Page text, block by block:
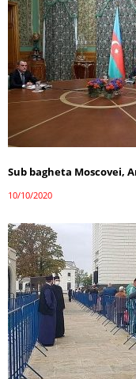
Sub bagheta Moscovei,
10/10/2020